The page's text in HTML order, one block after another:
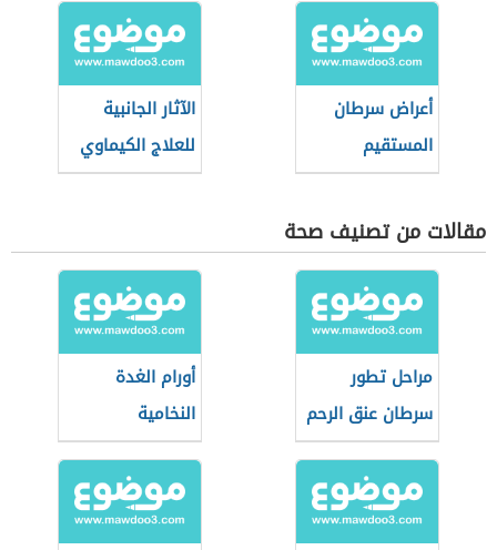
أعراض سرطان
المستقيم
الآثار الجانبية
للعلاج الكيماوي
مقالات من تصنيف صحة
مراحل تطور
سرطان عنق الرحم
أورام الغدة
النخامية